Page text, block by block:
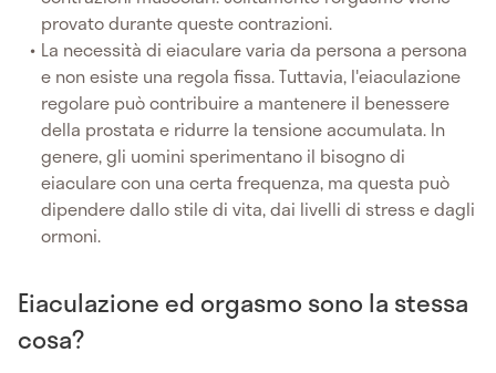
provato durante queste contrazioni.
La necessità di eiaculare varia da persona a persona
e non esiste una regola fissa. Tuttavia, l'eiaculazione
regolare può contribuire a mantenere il benessere
della prostata e ridurre la tensione accumulata. In
genere, gli uomini sperimentano il bisogno di
eiaculare con una certa frequenza, ma questa può
dipendere dallo stile di vita, dai livelli di stress e dagli
ormoni.
Eiaculazione ed orgasmo sono la stessa
cosa?